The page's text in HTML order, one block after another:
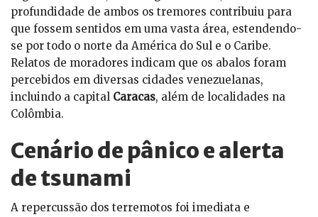
profundidade de ambos os tremores contribuiu para
que fossem sentidos em uma vasta área, estendendo-
se por todo o norte da América do Sul e o Caribe.
Relatos de moradores indicam que os abalos foram
percebidos em diversas cidades venezuelanas,
incluindo a capital Caracas, além de localidades na
Colômbia.
Cenário de pânico e alerta
de tsunami
A repercussão dos terremotos foi imediata e